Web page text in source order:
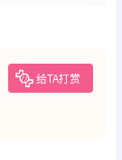
给TA打赏